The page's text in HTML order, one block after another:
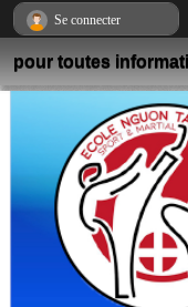
pour toutes
Se connecter
Panneau de gestion